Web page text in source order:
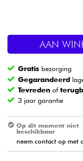
Licht
Kinderen
AAN
Gratis bezorging
Gegarandeerd
Tevreden of
3 jaar garantie
Op dit moment niet
beschikbaar
neem contact op met